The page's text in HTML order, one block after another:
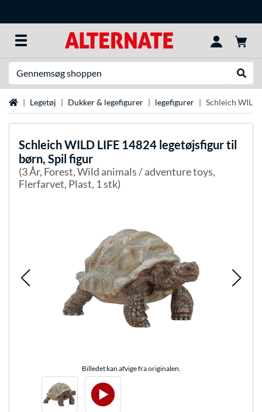
StartsideLegetøj Dukker & legefigurer legefigurer Schleich
SchleichWILD LIFE 14824 legetøjsfigur til
børn, Spil figur
(3 År, Forest, Wild animals / adventure toys,
Flerfarvet, Plast, 1 stk)
Billedet kan afvige fra originalen.